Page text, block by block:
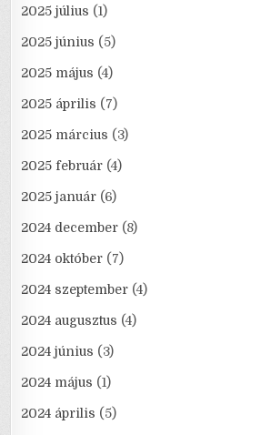
2025 július (1)
2025 június (5)
2025 május (4)
2025 április (7)
2025 március (3)
2025 február (4)
2025 január (6)
2024 december (8)
2024 október (7)
2024 szeptember (4)
2024 augusztus (4)
2024 június (3)
2024 május (1)
2024 április (5)